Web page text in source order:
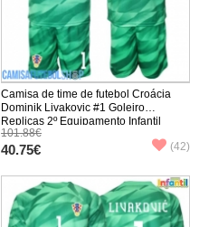
Camisa de time de futebol Croácia
Dominik Livakovic #1 Goleiro
Replicas 2º Equipamento Infantil
Mundo 2026 Manga Curta (+ Calças
curtas)
101.88€
40.75€ (42)